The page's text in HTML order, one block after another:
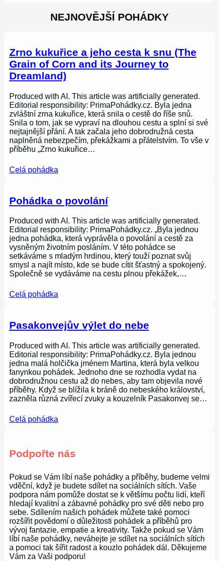
NEJNOVĚJŠÍ POHÁDKY
Zrno kukuřice a jeho cesta k snu (The
Grain of Corn and its Journey to
Dreamland)
Produced with AI. This article was artificially generated.
Editorial responsibility: PrimaPohádky.cz. Byla jedna
zvláštní zrna kukuřice, která snila o cestě do říše snů.
Snila o tom, jak se vypraví na dlouhou cestu a splní si své
nejtajnější přání. A tak začala jeho dobrodružná cesta
naplněná nebezpečím, překážkami a přátelstvím. To vše v
příběhu „Zrno kukuřice…
Celá pohádka
Pohádka o povolání
Produced with AI. This article was artificially generated.
Editorial responsibility: PrimaPohádky.cz. „Byla jednou
jedna pohádka, která vyprávěla o povolání a cestě za
vysněným životním posláním. V této pohádce se
setkáváme s mladým hrdinou, který touží poznat svůj
smysl a najít místo, kde se bude cítit šťastný a spokojený.
Společně se vydáváme na cestu plnou překážek,…
Celá pohádka
Pasakonvejův výlet do nebe
Produced with AI. This article was artificially generated.
Editorial responsibility: PrimaPohádky.cz. Byla jednou
jedna malá holčička jménem Martina, která byla velkou
fanynkou pohádek. Jednoho dne se rozhodla vydat na
dobrodružnou cestu až do nebes, aby tam objevila nové
příběhy. Když se blížila k bráně do nebeského království,
zazněla různá zvířecí zvuky a kouzelník Pasakonvej se…
Celá pohádka
Podpořte nás
Pokud se Vám líbí naše pohádky a příběhy, budeme velmi
vděční, když je budete sdílet na sociálních sítích. Vaše
podpora nám pomůže dostat se k většímu počtu lidí, kteří
hledají kvalitní a zábavné pohádky pro své děti nebo pro
sebe. Sdílením našich pohádek můžete také pomoci
rozšířit povědomí o důležitosti pohádek a příběhů pro
vývoj fantazie, empatie a kreativity. Takže pokud se Vám
líbí naše pohádky, neváhejte je sdílet na sociálních sítích
a pomoci tak šířit radost a kouzlo pohádek dál. Děkujeme
Vám za Vaši podporu!